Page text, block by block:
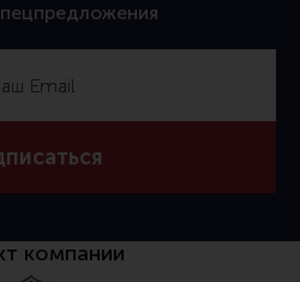
компании